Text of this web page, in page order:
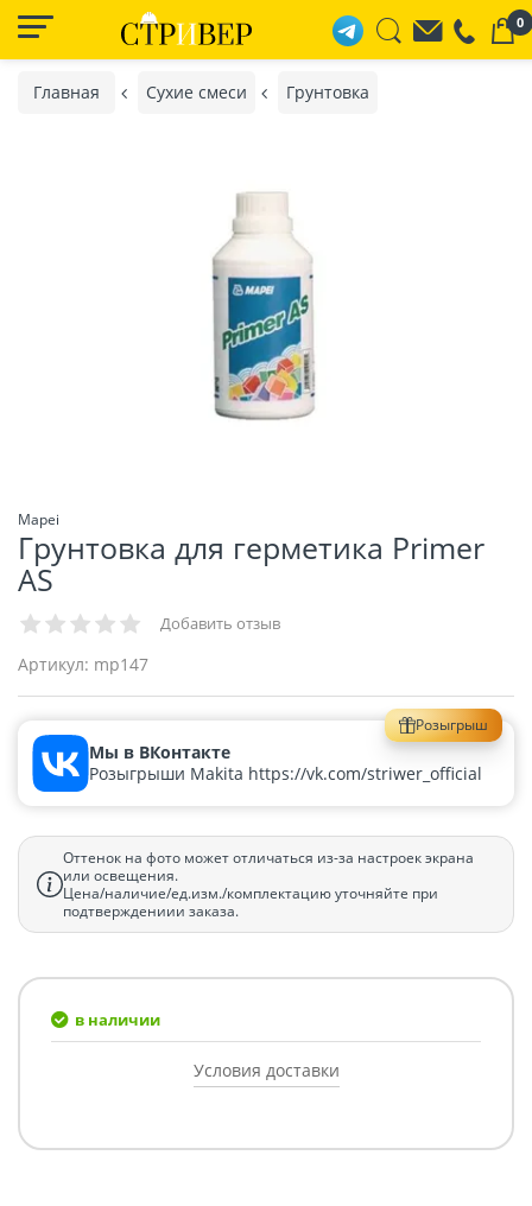
0
Главная Сухие смеси Грунтовка
Mapei
Грунтовка для герметика Primer
AS
Добавить отзыв
Артикул: mp147
Розыгрыш
Мы в ВКонтакте
Розыгрыши Makita https://vk.com/striwer_official
Оттенок на фото может отличаться из-за настроек экрана
или освещения.
Цена/наличие/ед.изм./комплектацию уточняйте при
подтверждениии заказа.
в наличии
Условия доставки